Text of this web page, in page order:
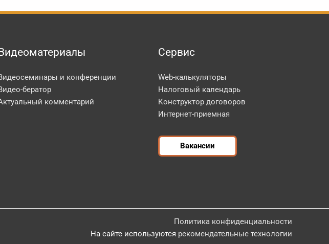
и конференции
бератор
комментарий
Сервис
Web-калькуляторы
Налоговый календарь
Конструктор договоров
Интернет-приемная
Вакансии
Политика конфиденциальности
На сайте используются рекомендательные технологии